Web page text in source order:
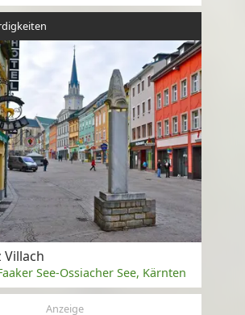
See-Ossiacher See, Kärnten
Anzeige